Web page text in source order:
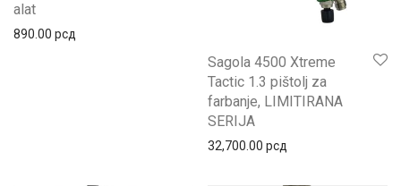
alat
890.00 рсд
Sagola 4500 Xtreme
Tactic 1.3 pištolj za
farbanje, LIMITIRANA
SERIJA
32,700.00 рсд